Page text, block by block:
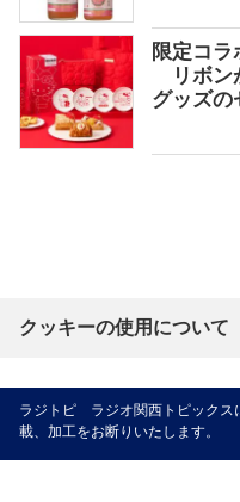
限定コラ
リボン
グッズの
クッキーの使用について
ラジトピ ラジオ関西トピックス
載、加工をお断りいたします。